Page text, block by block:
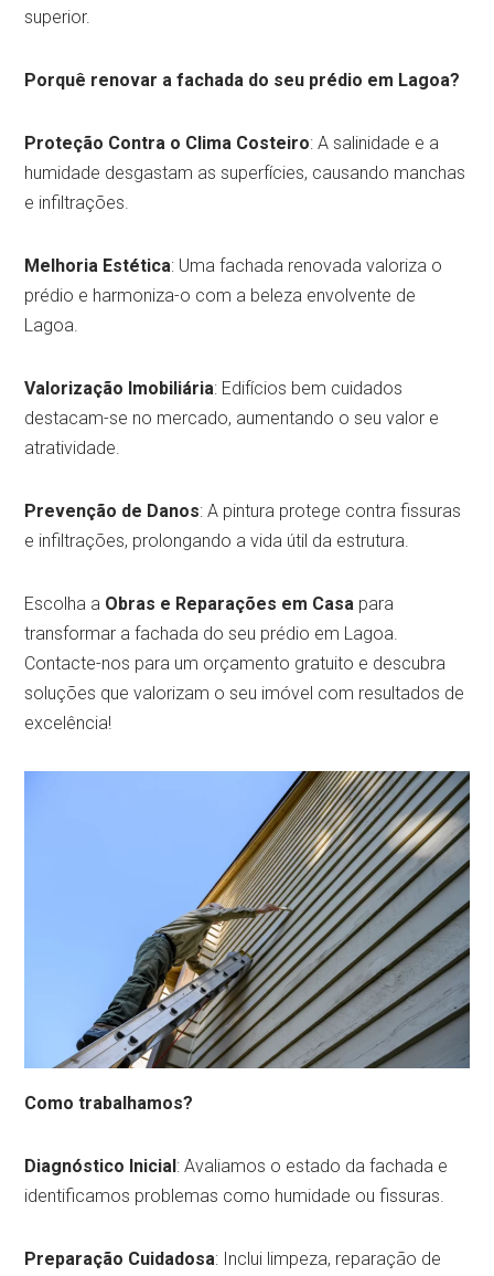
superior.
Porquê renovar a fachada do seu prédio em Lagoa?
Proteção Contra o Clima Costeiro: A salinidade e a
humidade desgastam as superfícies, causando manchas
e infiltrações.
Melhoria Estética: Uma fachada renovada valoriza o
prédio e harmoniza-o com a beleza envolvente de
Lagoa.
Valorização Imobiliária: Edifícios bem cuidados
destacam-se no mercado, aumentando o seu valor e
atratividade.
Prevenção de Danos: A pintura protege contra fissuras
e infiltrações, prolongando a vida útil da estrutura.
Escolha a Obras e Reparações em Casa para
transformar a fachada do seu prédio em Lagoa.
Contacte-nos para um orçamento gratuito e descubra
soluções que valorizam o seu imóvel com resultados de
excelência!
Como trabalhamos?
Diagnóstico Inicial: Avaliamos o estado da fachada e
identificamos problemas como humidade ou fissuras.
Preparação Cuidadosa: Inclui limpeza, reparação de